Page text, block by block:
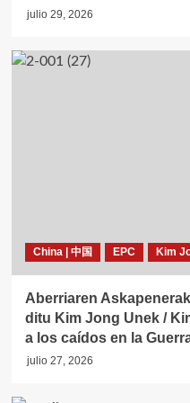
julio 29, 2026
China | 中国 EPC Kim
Aberriaren
ditu Kim Jong Unek /
a los caídos en la
julio 27, 2026